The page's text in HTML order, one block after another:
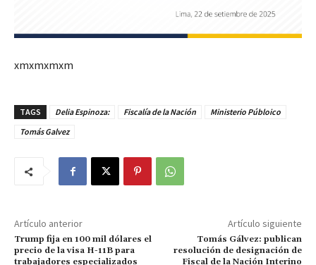
xmxmxmxm
TAGS Delia Espinoza: Fiscalía de la Nación
Ministerio Públoico
Tomás Galvez
Artículo anterior
Trump fija en 100 mil dólares el
precio de la visa H-11B para
trabajadores especializados
Artículo siguiente
Tomás Gálvez: publican
resolución de designación de
Fiscal de la Nación Interino